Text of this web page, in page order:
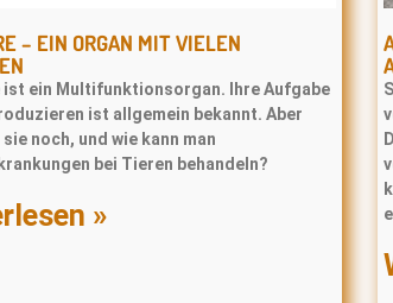
– EIN ORGAN MIT VIELEN
ist ein Multifunktionsorgan. Ihre Aufgabe
ist allgemein bekannt. Aber
noch, und wie kann man
bei Tieren behandeln?
»